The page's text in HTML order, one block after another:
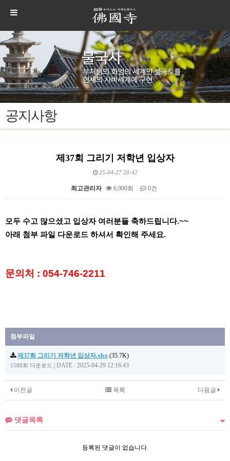
공지사항
제37회 그리기 저학년 입상자
25-04-27 20:42
최고관리자 6,900회 0건
모두 수고 많으셨고 입상자 여러분들 축하드립니다.~~
아래 첨부 파일 다운로드 하셔서 확인해 주세요.
문의처 : 054-746-2211
첨부파일
제37회 그리기 저학년 입상자.xlsx (35.7K)
1588회 다운로드 DATE : 2025-04-29 12:16:43
이전글 다음글
목록
댓글목록
등록된 댓글이 없습니다.